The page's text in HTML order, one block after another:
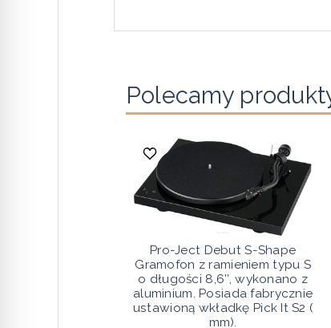
Polecamy
Pro-Ject Debut S-Shape
Gramofon z ramieniem typu S
o długości 8,6’’, wykonano z
aluminium. Posiada fabrycznie
ustawioną wkładkę Pick It S2 (
mm).